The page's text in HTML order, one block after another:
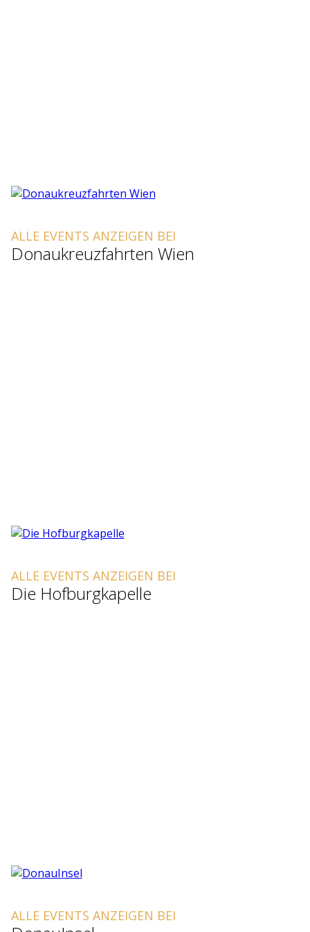
ALLE EVENTS ANZEIGEN BEI
Donaukreuzfahrten Wien
ALLE EVENTS ANZEIGEN BEI
Die Hofburgkapelle
ALLE EVENTS ANZEIGEN BEI